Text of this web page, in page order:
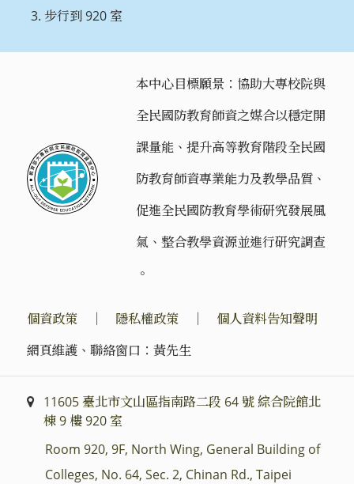
步行到 920 室
本中心目標願景：協助大專校院與
全民國防教育師資之媒合以穩定開
課量能、提升高等教育階段全民國
防教育師資專業能力及教學品質、
促進全民國防教育學術研究發展風
氣、整合教學資源並進行研究調查
。
個資政策 ｜ 隱私權政策 ｜ 個人資料告知聲明
網頁維護、聯絡窗口：黃先生
11605 臺北市文山區指南路二段 64 號 綜合院館北
棟 9 樓 920 室
Room 920, 9F, North Wing, General Building of
Colleges, No. 64, Sec. 2, Chinan Rd., Taipei